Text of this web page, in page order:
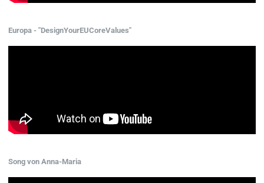
Europa - "DesignYourEUCoreValues"
Song von Anna-Maria